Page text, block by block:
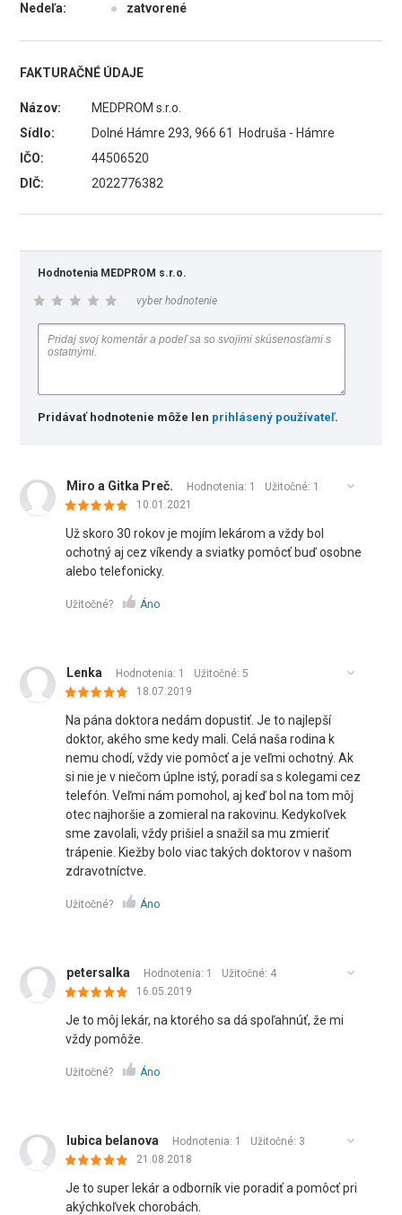
Nedeľa:
● zatvorené
FAKTURAČNÉ ÚDAJE
Názov:
MEDPROM s.r.o.
Sídlo:
Dolné Hámre 293, 966 61 Hodruša - Hámre
IČO:
44506520
DIČ:
2022776382
Hodnotenia MEDPROM s.r.o.
vyber hodnotenie
Pridávať hodnotenie môže len prihlásený používateľ.
Miro a Gitka Preč. Hodnotenia: 1 Užitočné: 1
10.01.2021
Už skoro 30 rokov je mojím lekárom a vždy bol
ochotný aj cez víkendy a sviatky pomôcť buď osobne
alebo telefonicky.
Užitočné? Áno
Lenka Hodnotenia: 1 Užitočné: 5
18.07.2019
Na pána doktora nedám dopustiť. Je to najlepší
doktor, akého sme kedy mali. Celá naša rodina k
nemu chodí, vždy vie pomôcť a je veľmi ochotný. Ak
si nie je v niečom úplne istý, poradí sa s kolegami cez
telefón. Veľmi nám pomohol, aj keď bol na tom môj
otec najhoršie a zomieral na rakovinu. Kedykoľvek
sme zavolali, vždy prišiel a snažil sa mu zmieriť
trápenie. Kiežby bolo viac takých doktorov v našom
zdravotníctve.
Užitočné? Áno
petersalka Hodnotenia: 1 Užitočné: 4
16.05.2019
Je to môj lekár, na ktorého sa dá spoľahnúť, že mi
vždy pomôže.
Užitočné? Áno
lubica belanova Hodnotenia: 1 Užitočné: 3
21.08.2018
Je to super lekár a odborník vie poradiť a pomôcť pri
akýchkoľvek chorobách.